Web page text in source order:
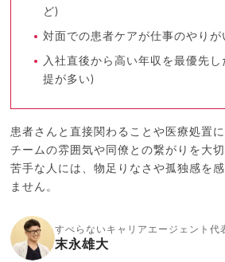
ど)
対面での患者ケアが仕事のやりが
入社直後から高い年収を最優先
提が多い)
患者さんと直接関わることや医療処置
チームの雰囲気や同僚との繋がりを大
苦手な人には、物足りなさや孤独感を
ません。
すべらないキャリアエージェント代
末永雄大